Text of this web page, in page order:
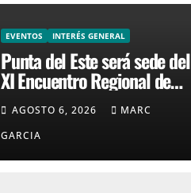
EVENTOS INTERÉS GENERAL
Punta del Este será sede del
XI Encuentro Regional de
Cruceros
AGOSTO 6, 2026
MARC
GARCIA